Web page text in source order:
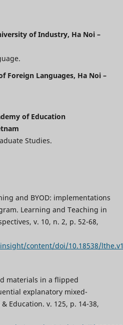
of Industry, Ha Noi –
Foreign Languages, Ha Noi –
of Education
Studies.
and BYOD: implementations
Learning and Teaching in
v. 10, n. 2, p. 52-68,
content/doi/10.18538/
materials in a flipped
explanatory mixed-
Education. v. 125, p. 14-38,